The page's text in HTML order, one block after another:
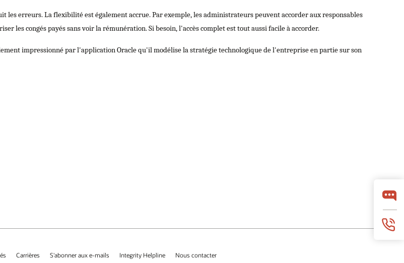
erreurs. La flexibilité est également accrue. Par exemple, les administrateurs peuvent accorder aux responsables
les congés payés sans voir la rémunération. Si besoin, l'accès complet est tout aussi facile à accorder.
impressionné par l'application Oracle qu'il modélise la stratégie technologique de l'entreprise en partie sur son
Carrières S'abonner aux e-mails Integrity Helpline Nous contacter